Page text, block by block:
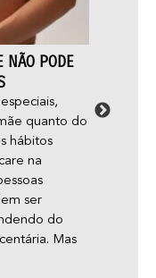
NÃO PODE
quanto do
hábitos
na
ser
do
Mas